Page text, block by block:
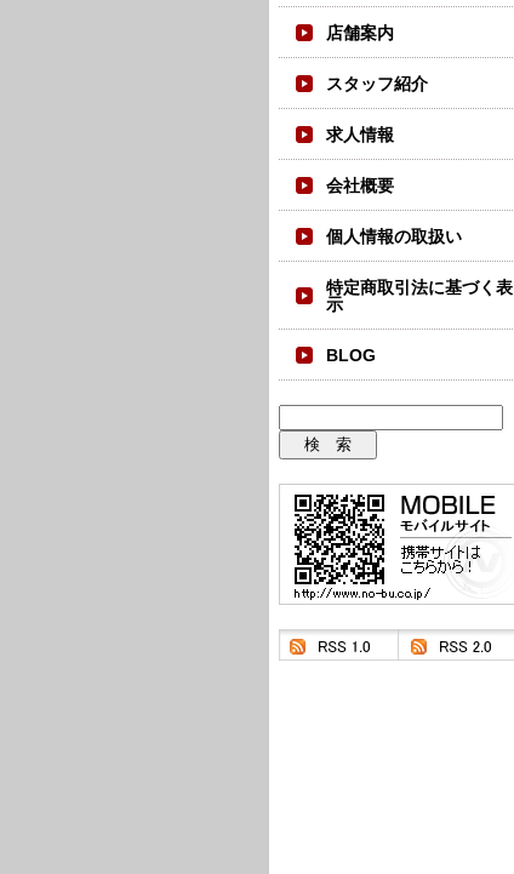
店舗案内
スタッフ紹介
求人情報
会社概要
個人情報の取扱い
特定商取引法に基づく表
示
BLOG